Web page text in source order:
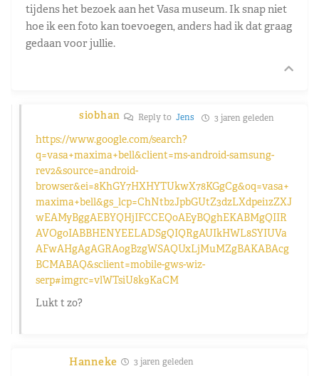
tijdens het bezoek aan het Vasa museum. Ik snap niet
hoe ik een foto kan toevoegen, anders had ik dat graag
gedaan voor jullie.
siobhan Reply to Jens 3 jaren geleden
https://www.google.com/search?
q=vasa+maxima+bell&client=ms-android-samsung-
rev2&source=android-
browser&ei=8KhGY7HXHYTUkwX78KGgCg&oq=vasa+
maxima+bell&gs_lcp=ChNtb2JpbGUtZ3dzLXdpei1zZXJ
wEAMyBggAEBYQHjIFCCEQoAEyBQghEKABMgQIIR
AVOgoIABBHENYEELADSgQIQRgAUIkHWL8SYIUVa
AFwAHgAgAGRAogBzgWSAQUxLjMuMZgBAKABAcg
BCMABAQ&sclient=mobile-gws-wiz-
serp#imgrc=vlWTsiU8k9KaCM
Lukt t zo?
Hanneke 3 jaren geleden